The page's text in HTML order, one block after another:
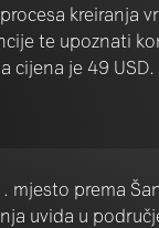
kreiranja
te upoznati
cijena je 49 USD.
mjesto prema
uvida u